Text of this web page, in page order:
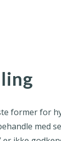
former for
med